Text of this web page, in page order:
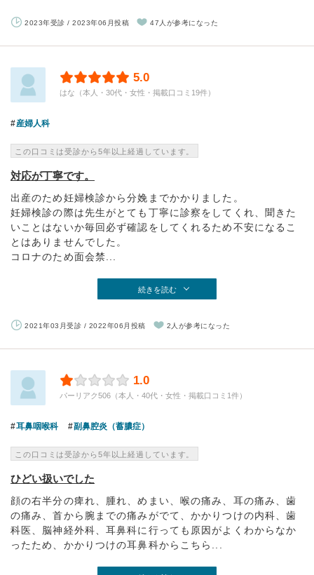
2023年受診 / 2023年06月投稿 47人が参考になった
5.0
はな（本人・30代・女性・掲載口コミ19件）
産婦人科
この口コミは受診から5年以上経過しています。
対応が丁寧です。
出産のため妊婦検診から分娩までかかりました。
妊婦検診の際は先生がとても丁寧に診察をしてくれ、聞きた
いことはないか毎回必ず確認をしてくれるため不安になるこ
とはありませんでした。
コロナのため面会禁...
続きを読む
2021年03月受診 / 2022年06月投稿 2人が参考になった
1.0
パーリアク506（本人・40代・女性・掲載口コミ1件）
耳鼻咽喉科 副鼻腔炎（蓄膿症）
この口コミは受診から5年以上経過しています。
ひどい扱いでした
顔の右半分の痺れ、腫れ、めまい、喉の痛み、耳の痛み、歯
の痛み、首から腕までの痛みがでて、かかりつけの内科、歯
科医、脳神経外科、耳鼻科に行っても原因がよくわからなか
ったため、かかりつけの耳鼻科からこちら...